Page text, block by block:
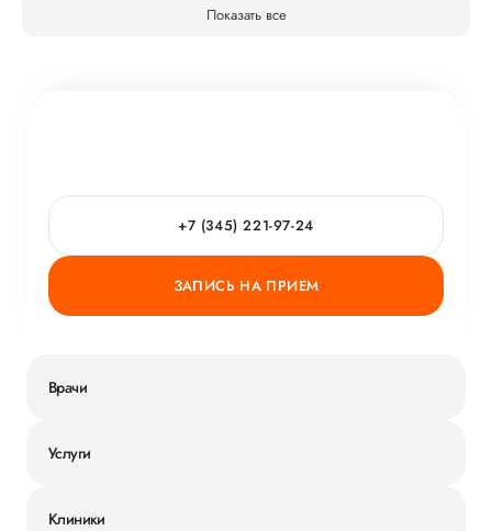
Показать все
+7 (345) 221-97-24
ЗАПИСЬ НА ПРИЕМ
Врачи
Услуги
Клиники